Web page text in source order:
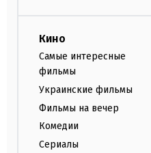
Кино
Самые интересные
фильмы
Украинские фильмы
Фильмы на вечер
Комедии
Сериалы